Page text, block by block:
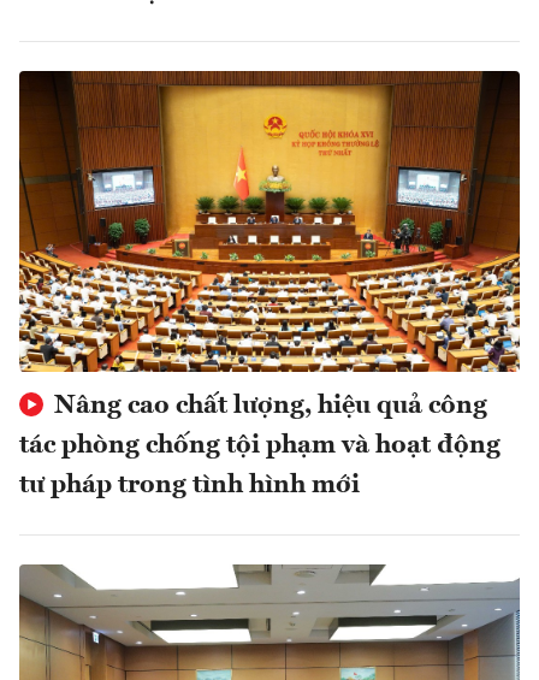
Nâng cao chất lượng, hiệu quả công
tác phòng chống tội phạm và hoạt động
tư pháp trong tình hình mới